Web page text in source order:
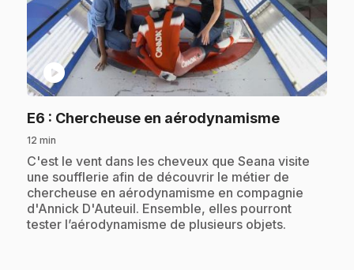
play_circle
E6 : Chercheuse en aérodynamisme.
12 min
.C'est le vent dans les cheveux que Seana visite
une soufflerie afin de découvrir le métier de
chercheuse en aérodynamisme en compagnie
d'Annick D'Auteuil. Ensemble, elles pourront
tester l’aérodynamisme de plusieurs objets.